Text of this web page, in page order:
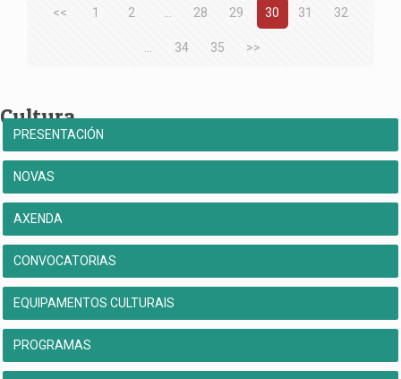
<< 1 2 28 29 30 31 32
34 35 >>
Cultura
PRESENTACIÓN
NOVAS
AXENDA
CONVOCATORIAS
EQUIPAMENTOS CULTURAIS
PROGRAMAS